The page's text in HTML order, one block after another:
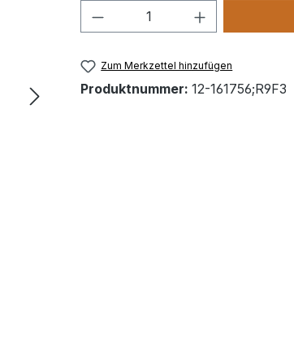
Produkt Anzahl: Gib
Zum Merkzettel hinzufügen
Produktnummer: 12-161756;R9F3